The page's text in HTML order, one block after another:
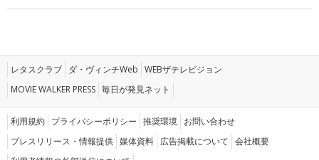
レタスクラブ ダ・ヴィンチWeb WEBザテレビジョン
MOVIE WALKER PRESS 毎日が発見ネット
利用規約 プライバシーポリシー 推奨環境 お問い合わせ
プレスリリース・情報提供 媒体資料 広告掲載について 会社概要